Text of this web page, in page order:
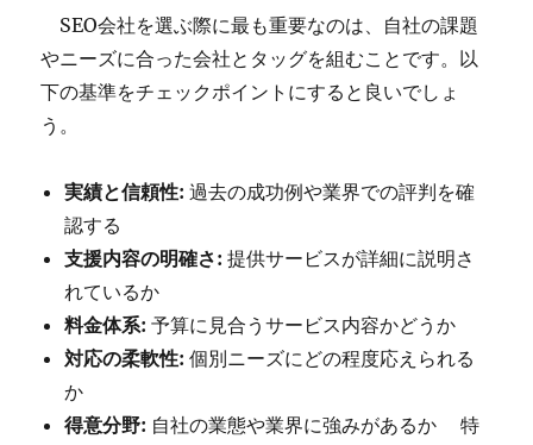
SEO会社を選ぶ際に最も重要なのは、自社の課題
やニーズに合った会社とタッグを組むことです。以
下の基準をチェックポイントにすると良いでしょ
う。
実績と信頼性: 過去の成功例や業界での評判を確
認する
支援内容の明確さ: 提供サービスが詳細に説明さ
れているか
料金体系: 予算に見合うサービス内容かどうか
対応の柔軟性: 個別ニーズにどの程度応えられる
か
得意分野: 自社の業態や業界に強みがあるか 特